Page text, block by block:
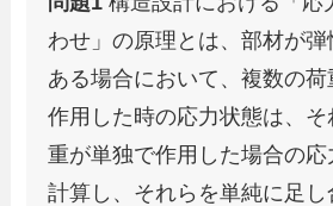
わせ」の原理とは、部材が弾
ある場合において、複数の荷
作用した時の応力状態は、
重が単独で作用した場合の応
計算し、それらを単純に足し